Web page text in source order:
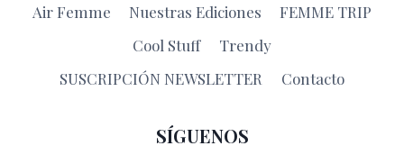
Air Femme Nuestras Ediciones
FEMME TRIP
Cool Stuff
Trendy
SUSCRIPCIÓN NEWSLETTER
Contacto
SÍGUENOS